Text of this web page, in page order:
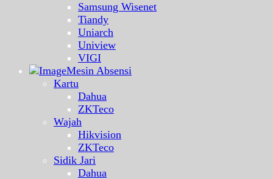
Samsung Wisenet
Tiandy
Uniarch
Uniview
VIGI
Mesin Absensi
Kartu
Dahua
ZKTeco
Wajah
Hikvision
ZKTeco
Sidik Jari
Dahua